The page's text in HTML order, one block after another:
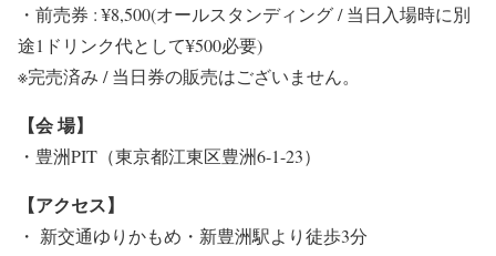
・前売券 : ¥8,500(オールスタンディング / 当⽇⼊場時に別
途1ドリンク代として¥500必要)
※完売済み / 当⽇券の販売はございません。
【会 場】
・豊洲PIT（東京都江東区豊洲6-1-23）
【アクセス】
・ 新交通ゆりかもめ・新豊洲駅より徒歩3分